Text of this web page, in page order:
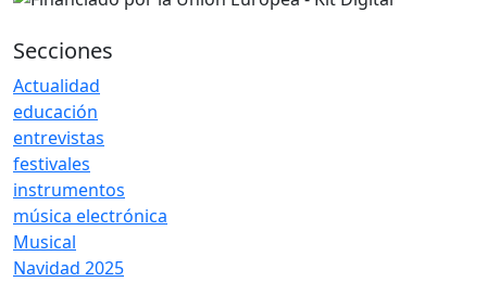
Secciones
Actualidad
educación
entrevistas
festivales
instrumentos
música electrónica
Musical
Navidad 2025